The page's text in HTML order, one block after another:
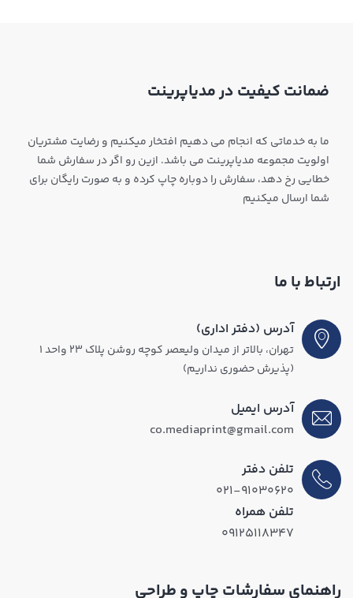
ضمانت کیفیت در مدیاپرینت
ما به خدماتی که انجام می دهیم افتخار میکنیم و رضایت مشتریان
اولویت مجموعه مدیاپرینت می باشد. ازین رو اگر در سفارش شما
خطایی رخ دهد، سفارش را دوباره چاپ کرده و به صورت رایگان برای
شما ارسال میکنیم
ارتباط با ما
آدرس (دفتر اداری)
تهران، بالاتر از میدان ولیعصر کوچه روشن پلاک ۲۳ واحد ۱
(پذیرش حضوری نداریم)
آدرس ایمیل
co.mediaprint@gmail.com
تلفن دفتر
۰۲۱-۹۱۰۳۰۶۲۰
تلفن همراه
۰۹۱۲۵۱۱۸۳۴۷
راهنمای سفارشات چاپ و طراحی